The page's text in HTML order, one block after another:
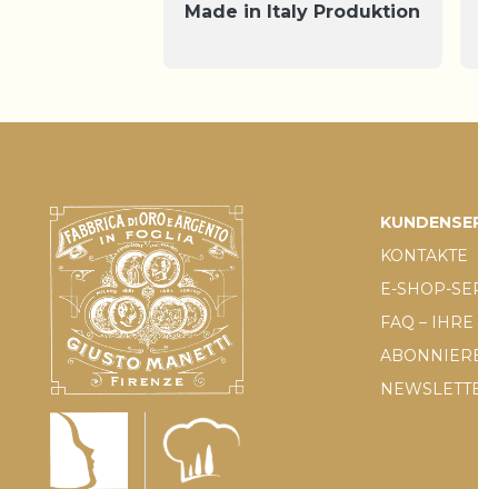
Made in Italy Produktion
KONTAKTE
E-SHOP-
FAQ – IHRE